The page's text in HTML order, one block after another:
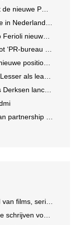
partner van KoRo
advertenties in ChatGPT
Global Head of Production
van het jaar 2026’
Create to Celebrate
social agency
bureaus, één visie op groei
talentontwikkeling
sport vaak versnipperd
de Mercurs 2026